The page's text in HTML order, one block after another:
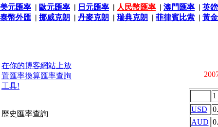
美元匯率 | 歐元匯率 | 日元匯率 | 人民幣匯率 | 澳門匯率 | 英
泰幣外匯 | 挪威克朗 | 丹麥克朗 | 瑞典克朗 | 菲律賓比索 | 黃
在你的博客網站上放
置匯率換算匯率查詢
工具!
歷史匯率查詢
1
USD
AUD